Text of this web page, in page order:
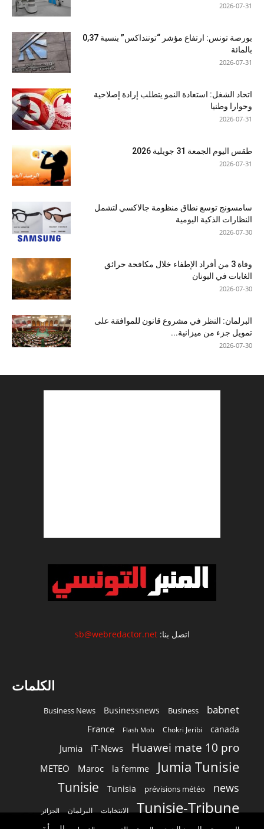
2026-07-31
بورصة تونس: ارتفاع مؤشر “توننداكس” بنسبة 0,37
بالمائة
2026-07-31
اتحاد الشغل: استعادة النمو يتطلب إرادة إصلاحية
وحوارا وطنيا
2026-07-31
طقس اليوم الجمعة 31 جويلية 2026
2026-07-31
سامسونج توسع نطاق منظومة جالاكسي لتشمل
النظارات الذكية اليومية
2026-07-30
وفاة 3 من أفراد الإطفاء خلال مكافحة حرائق
الغابات في اليونان
2026-07-30
البرلمان: النظر في مشروع قانون للموافقة على
تمويل جزء من ميزانية...
2026-07-30
اتصل بنا:sb@webredactor.net
الكلمات
babnet
Business
Businessnews
Business News
canada
Chokri Jeribi
Flash Mob
France
Huawei mate 10 pro
iT-News
Jumia
Jumia Tunisie
la femme
Maroc
METEO
news
prévisions météo
Tunisia
Tunisie
Tunisie-Tribune الانتخابات البرلمان الجزائر